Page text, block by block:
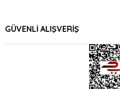
GÜVENLİ ALIŞVERİŞ